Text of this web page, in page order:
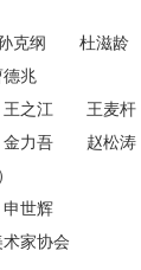
孙克纲 杜
兆
王之江 王
力吾 赵松
世辉
术家协会